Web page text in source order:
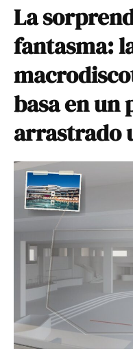
La
fantasma:
basa en un
arrastrado